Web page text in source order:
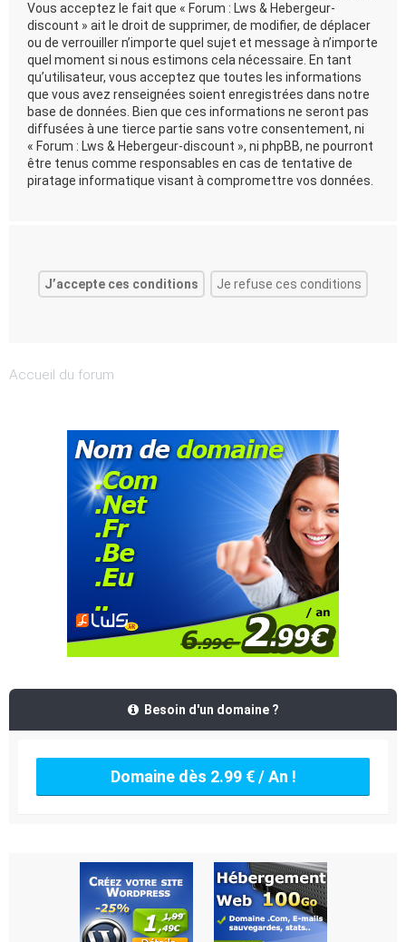
Vous acceptez le fait que « Forum : Lws & Hebergeur-
discount » ait le droit de supprimer, de modifier, de déplacer
ou de verrouiller n’importe quel sujet et message à n’importe
quel moment si nous estimons cela nécessaire. En tant
qu’utilisateur, vous acceptez que toutes les informations
que vous avez renseignées soient enregistrées dans notre
base de données. Bien que ces informations ne seront pas
diffusées à une tierce partie sans votre consentement, ni
« Forum : Lws & Hebergeur-discount », ni phpBB, ne pourront
être tenus comme responsables en cas de tentative de
piratage informatique visant à compromettre vos données.
Accueil du forum
Besoin d'un domaine ?
Domaine dès 2.99 € / An !